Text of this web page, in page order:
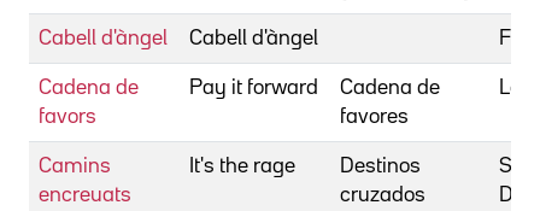
Cabell d'àngel Cabell d'àngel
Cadena de
favors
Pay it forward
Cadena de
favores
Camins
encreuats
It's the rage
Destinos
cruzados
D.